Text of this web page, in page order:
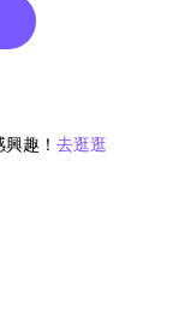
趣！ 去逛逛